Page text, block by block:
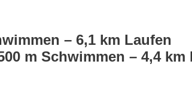
– 6,1 km Laufen
m Schwimmen – 4,4 km